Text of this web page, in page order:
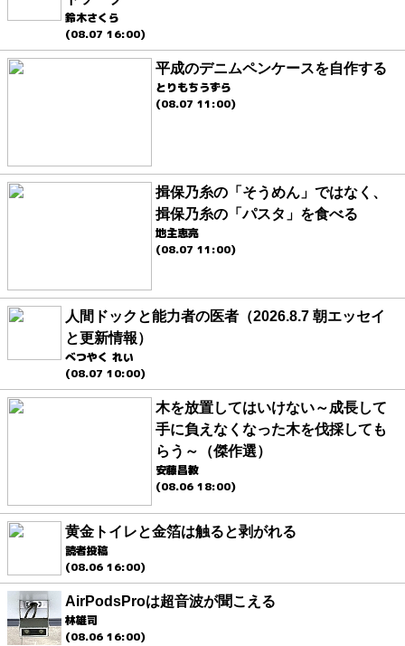
鈴木さくら
(08.07 16:00)
平成のデニムペンケースを自作する
とりもちうずら
(08.07 11:00)
揖保乃糸の「そうめん」ではなく、
揖保乃糸の「パスタ」を食べる
地主恵亮
(08.07 11:00)
人間ドックと能力者の医者（2026.8.7 朝エッセイ
と更新情報）
べつやく れい
(08.07 10:00)
木を放置してはいけない～成長して
手に負えなくなった木を伐採しても
らう～（傑作選）
安藤昌教
(08.06 18:00)
黄金トイレと金箔は触ると剥がれる
読者投稿
(08.06 16:00)
AirPodsProは超音波が聞こえる
林雄司
(08.06 16:00)